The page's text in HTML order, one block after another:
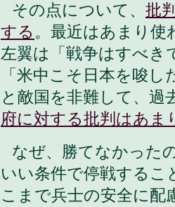
その点について、 批
する 。最近はあまり使
左翼は「戦争はすべき
「米中こそ日本を唆し
と敵国を非難して、過
府に対する批判はあま
なぜ、勝てなかった
いい条件で停戦する
こまで兵士の安全に配